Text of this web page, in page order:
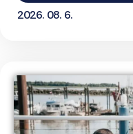
2026. 08. 6.